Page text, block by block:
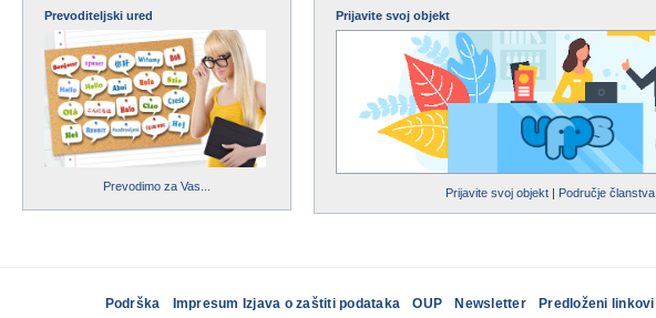
Prevoditeljski ured
Prevodimo za Vas...
Prijavite svoj objekt
Prijavite svoj objekt| Područje članstva
Podrška Impresum Izjava o zaštiti podataka OUP Newsletter Predloženi linkovi